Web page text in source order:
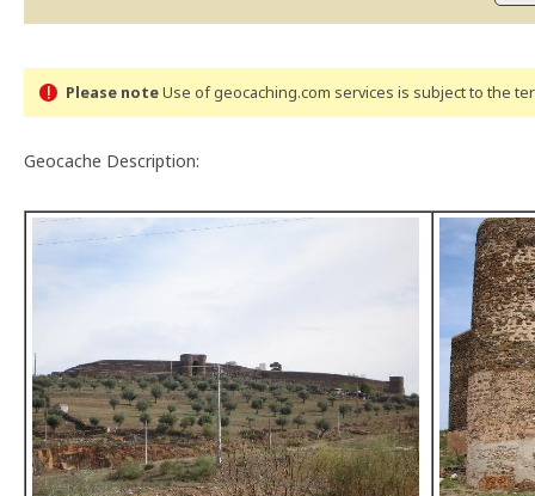
Please noteUse of geocaching.com services is subject to the
Geocache Description: